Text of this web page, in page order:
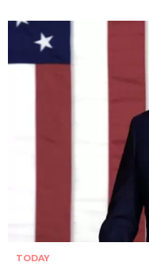
TODAY